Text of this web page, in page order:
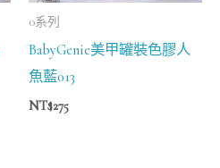
0系列
BabyGenie美甲罐裝色膠人
魚藍013
NT$275